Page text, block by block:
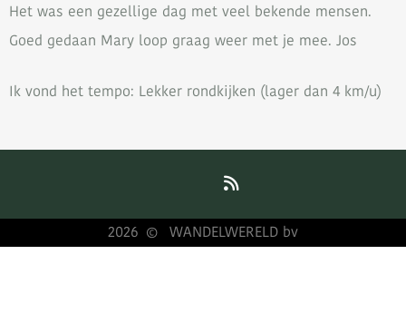
Het was een gezellige dag met veel bekende mensen.
Goed gedaan Mary loop graag weer met je mee. Jos
Ik vond het tempo: Lekker rondkijken (lager dan 4 km/u)
2026 © WANDELWERELD bv